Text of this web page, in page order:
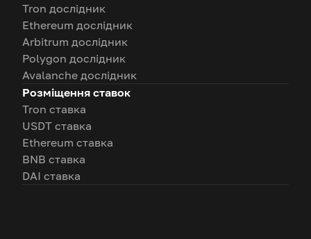
Tron дослідник
Ethereum дослідник
Arbitrum дослідник
Polygon дослідник
Avalanche дослідник
Розміщення ставок
Tron ставка
USDT ставка
Ethereum ставка
BNB ставка
DAI ставка